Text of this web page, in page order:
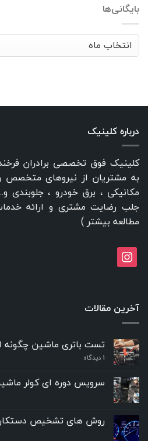
بایگانی‌ها
بایگانی‌ها
درباره کلینیک
کلینیک فوق تخصصی برادران
به مشتریان از نیروهای متخصص
مکانیکی ، برق خودرو ، جلوبندی
جلب رضایت مشتری و ارائه
مطالعه بیشتر )
instagram
آخرین مقالات
تست باتری ماشین چگونه
۱ دیدگاه
سرویس دوره ای کولر
روش های تشخیص